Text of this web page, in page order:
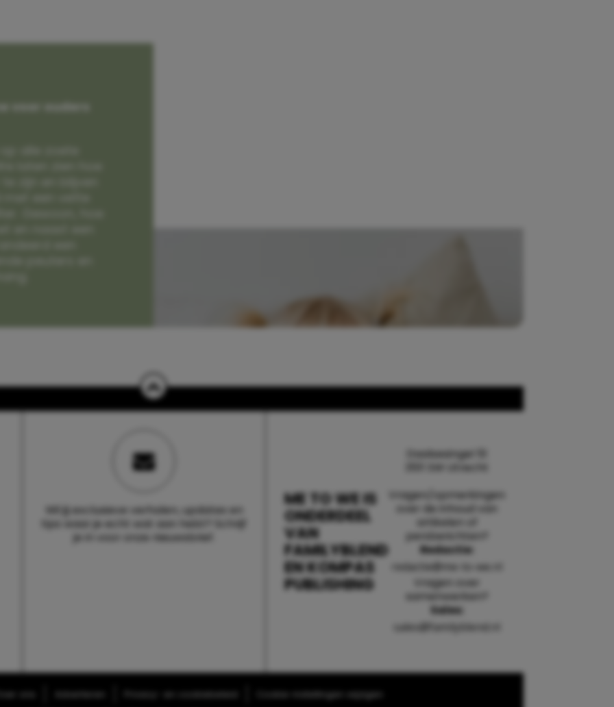
voor ouders
Wil jij exclusieve verhalen, updates en
tips waar je echt wat aan hebt? Schrijf
je in voor onze nieuwsbrief.
ME TO WE IS
ONDERDEEL
VAN
FAMILYBLEND
EN KOMPAS
PUBLISHING
Daalsesingel 51
3511 SW Utrecht
Vragen/opmerkingen
over de inhoud van
artikelen of
persberichten?
Redactie:
redactie@me-to-we.nl
Vragen over
samenwerken?
Sales:
sales@familyblend.nl
Cookie-instellingen wijzigen